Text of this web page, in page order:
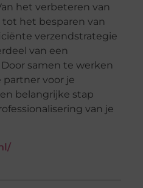
het verbeteren van
het besparen van
verzendstrategie
van een
samen te werken
voor je
belangrijke stap
van je